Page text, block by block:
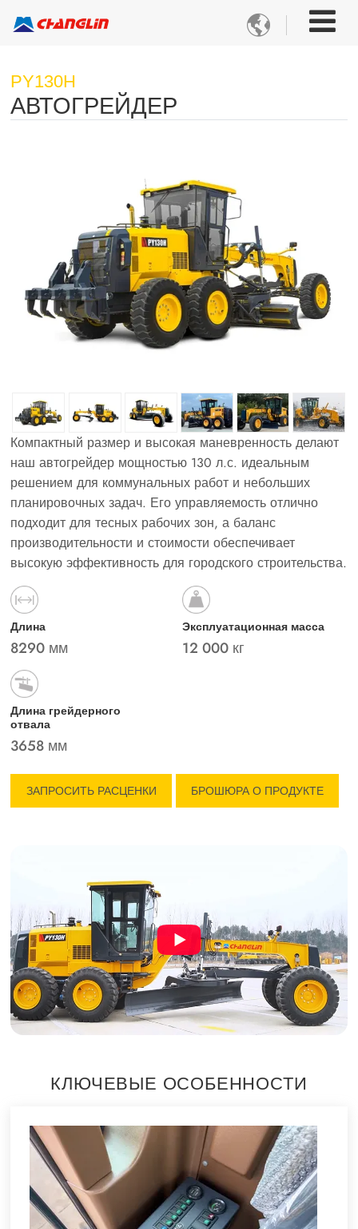

PY130H
АВТОГРЕЙДЕР
Компактный размер и высокая маневренность делают
наш автогрейдер мощностью 130 л.с. идеальным
решением для коммунальных работ и небольших
планировочных задач. Его управляемость отлично
подходит для тесных рабочих зон, а баланс
производительности и стоимости обеспечивает
высокую эффективность для городского строительства.
Длина
8290 мм
Эксплуатационная масса
12 000 кг
Длина грейдерного
отвала
3658 мм
ЗАПРОСИТЬ РАСЦЕНКИ БРОШЮРА О ПРОДУКТЕ
КЛЮЧЕВЫЕ ОСОБЕННОСТИ